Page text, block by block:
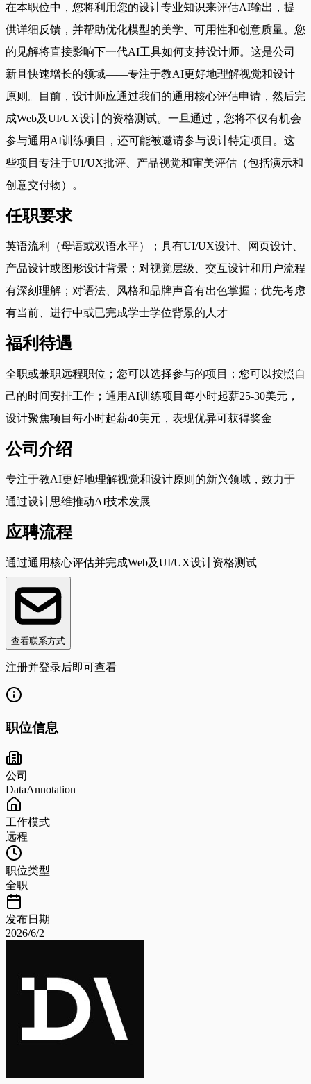
在本职位中，您将利用您的设计专业知识来评估AI输出，提
供详细反馈，并帮助优化模型的美学、可用性和创意质量。您
的见解将直接影响下一代AI工具如何支持设计师。这是公司
新且快速增长的领域——专注于教AI更好地理解视觉和设计
原则。目前，设计师应通过我们的通用核心评估申请，然后完
成Web及UI/UX设计的资格测试。一旦通过，您将不仅有机会
参与通用AI训练项目，还可能被邀请参与设计特定项目。这
些项目专注于UI/UX批评、产品视觉和审美评估（包括演示和
创意交付物）。
任职要求
英语流利（母语或双语水平）；具有UI/UX设计、网页设计、
产品设计或图形设计背景；对视觉层级、交互设计和用户流程
有深刻理解；对语法、风格和品牌声音有出色掌握；优先考虑
有当前、进行中或已完成学士学位背景的人才
福利待遇
全职或兼职远程职位；您可以选择参与的项目；您可以按照自
己的时间安排工作；通用AI训练项目每小时起薪25-30美元，
设计聚焦项目每小时起薪40美元，表现优异可获得奖金
公司介绍
专注于教AI更好地理解视觉和设计原则的新兴领域，致力于
通过设计思维推动AI技术发展
应聘流程
通过通用核心评估并完成Web及UI/UX设计资格测试
查看联系方式
注册并登录后即可查看
职位信息
公司
DataAnnotation
工作模式
远程
职位类型
全职
发布日期
2026/6/2